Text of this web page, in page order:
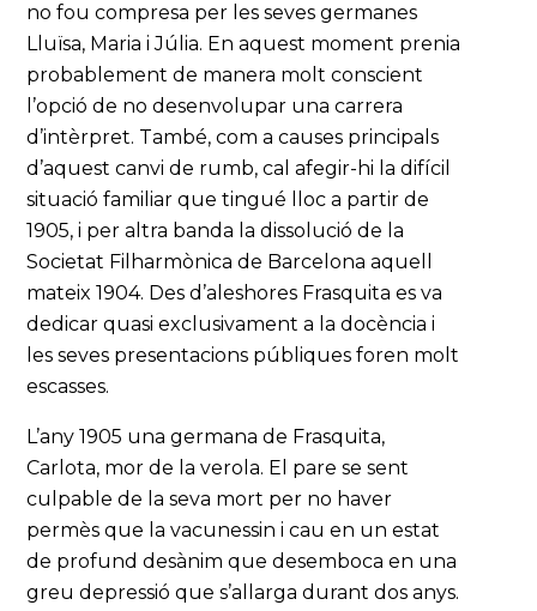
no fou compresa per les seves germanes
Lluïsa, Maria i Júlia. En aquest moment prenia
probablement de manera molt conscient
l’opció de no desenvolupar una carrera
d’intèrpret. També, com a causes principals
d’aquest canvi de rumb, cal afegir-hi la difícil
situació familiar que tingué lloc a partir de
1905, i per altra banda la dissolució de la
Societat Filharmònica de Barcelona aquell
mateix 1904. Des d’aleshores Frasquita es va
dedicar quasi exclusivament a la docència i
les seves presentacions públiques foren molt
escasses.
L’any 1905 una germana de Frasquita,
Carlota, mor de la verola. El pare se sent
culpable de la seva mort per no haver
permès que la vacunessin i cau en un estat
de profund desànim que desemboca en una
greu depressió que s’allarga durant dos anys.